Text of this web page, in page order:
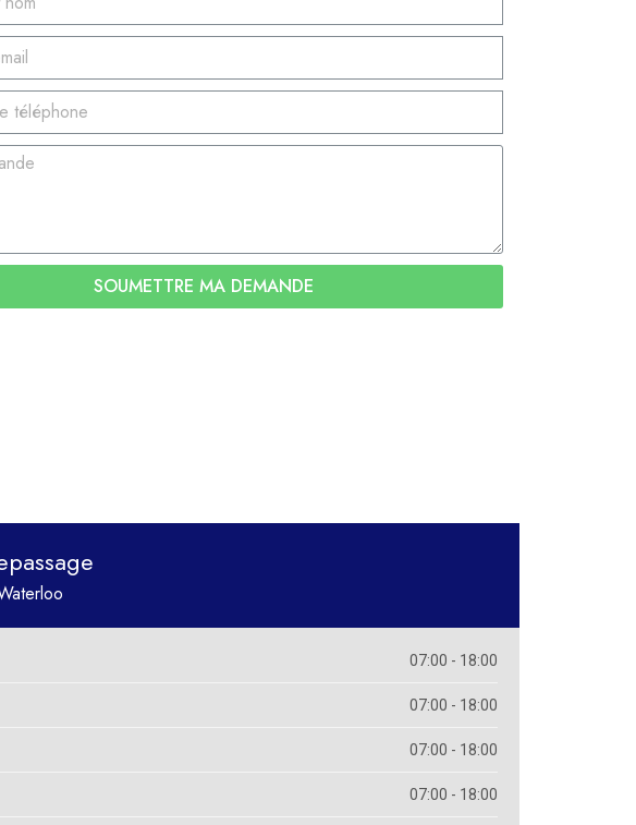
SOUMETTRE MA DEMANDE
07:00 - 18:00
07:00 - 18:00
07:00 - 18:00
07:00 - 18:00